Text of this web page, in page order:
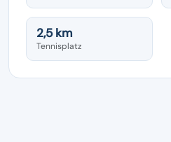
2,5 km
Tennisplatz